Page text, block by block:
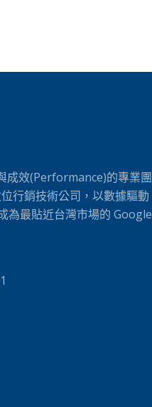
成效(Performance)的專業團
行銷技術公司，以數據驅動
為最貼近台灣市場的 Google